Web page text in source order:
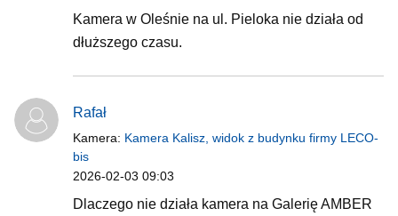
Kamera w Oleśnie na ul. Pieloka nie działa od
dłuższego czasu.
Rafał
Kamera: Kamera Kalisz, widok z budynku firmy LECO-
bis
2026-02-03 09:03
Dlaczego nie działa kamera na Galerię AMBER